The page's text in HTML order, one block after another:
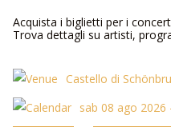
Acquista i biglietti per i
Trova dettagli su artisti,
Castello di
sab 08 ago 2026